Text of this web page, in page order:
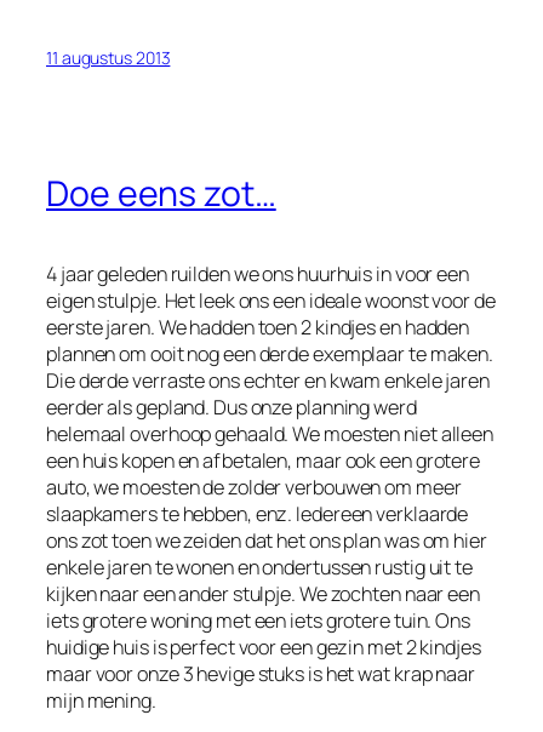
11 augustus 2013
Doe eens zot…
4 jaar geleden ruilden we ons huurhuis in voor een
eigen stulpje. Het leek ons een ideale woonst voor de
eerste jaren. We hadden toen 2 kindjes en hadden
plannen om ooit nog een derde exemplaar te maken.
Die derde verraste ons echter en kwam enkele jaren
eerder als gepland. Dus onze planning werd
helemaal overhoop gehaald. We moesten niet alleen
een huis kopen en afbetalen, maar ook een grotere
auto, we moesten de zolder verbouwen om meer
slaapkamers te hebben, enz. Iedereen verklaarde
ons zot toen we zeiden dat het ons plan was om hier
enkele jaren te wonen en ondertussen rustig uit te
kijken naar een ander stulpje. We zochten naar een
iets grotere woning met een iets grotere tuin. Ons
huidige huis is perfect voor een gezin met 2 kindjes
maar voor onze 3 hevige stuks is het wat krap naar
mijn mening.